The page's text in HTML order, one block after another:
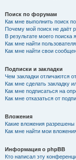
Поиск по форумам
Как мне выполнить поиск
Почему мой поиск не даёт
В результате моего поиска
Как мне найти
Как мне найти свои
Подписки и закладки
Чем закладки отличаются
Как мне сделать закладку
Как мне подписаться на
Как мне отказаться от
Вложения
Какие вложения
Как мне найти мои
Информация о phpBB
Кто написал эту